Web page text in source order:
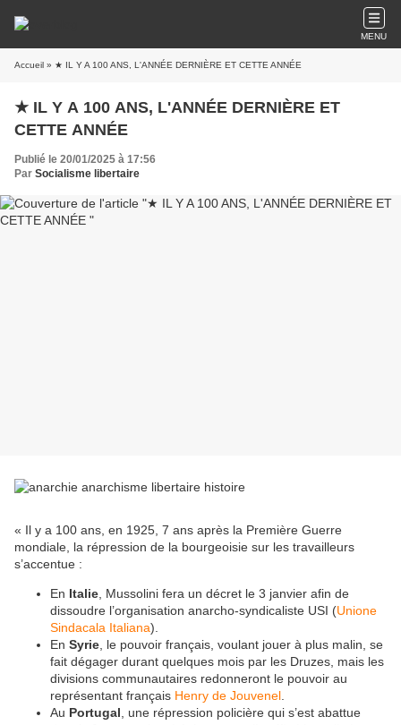
MENU
Accueil » ★ IL Y A 100 ANS, L'ANNÉE DERNIÈRE ET CETTE ANNÉE
★ IL Y A 100 ANS, L'ANNÉE DERNIÈRE ET
CETTE ANNÉE
Publié le 20/01/2025 à 17:56
Par Socialisme libertaire
« Il y a 100 ans, en 1925, 7 ans après la Première Guerre
mondiale, la répression de la bourgeoisie sur les travailleurs
s’accentue :
En Italie , Mussolini fera un décret le 3 janvier afin de
dissoudre l’organisation anarcho-syndicaliste USI (Unione
Sindacala Italiana).
En Syrie , le pouvoir français, voulant jouer à plus malin, se
fait dégager durant quelques mois par les Druzes, mais les
divisions communautaires redonneront le pouvoir au
représentant français Henry de Jouvenel
Au Portugal , une répression policière qui s’est abattue